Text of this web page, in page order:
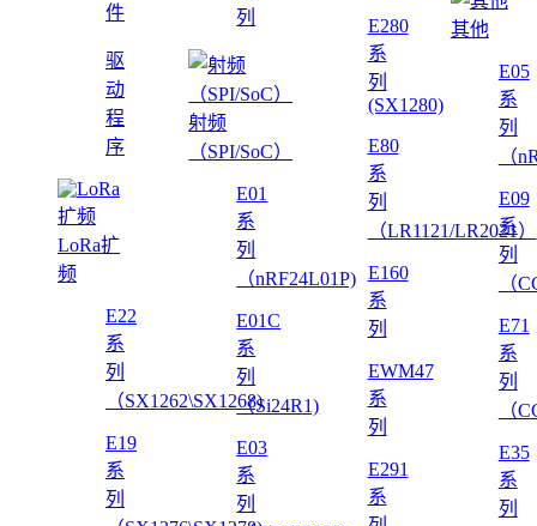
件
驱
动
程
序
LoRa扩
频
E22
系
列
（SX1262\SX1268)
E19
系
列
列
射频
（SPI/SoC）
E01
系
列
（nRF24L01P)
E01C
系
列
（Si24R1)
E03
系
列
E280
系
列
(SX1280)
E80
系
列
（LR1121/LR2021）
E160
系
列
EWM47
系
列
E291
系
其他
E05
系
列
（
E09
系
列
（
E71
系
列
（
E35
系
列